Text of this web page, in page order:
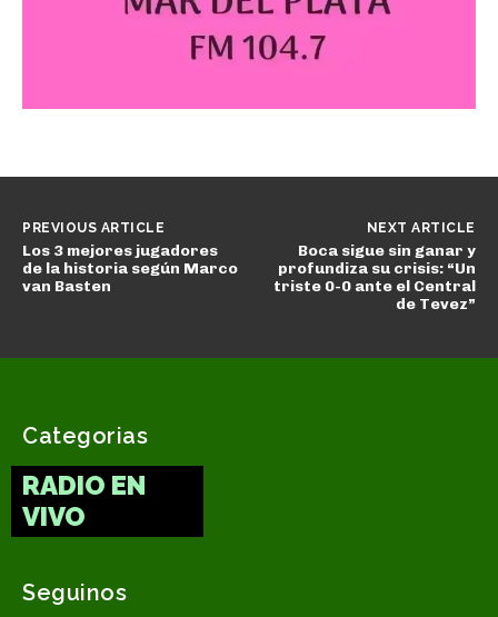
PREVIOUS ARTICLE
Los 3 mejores jugadores
de la historia según Marco
van Basten
NEXT ARTICLE
Boca sigue sin ganar y
profundiza su crisis: “Un
triste 0-0 ante el Central
de Tevez”
Categorias
RADIO EN
VIVO
Seguinos